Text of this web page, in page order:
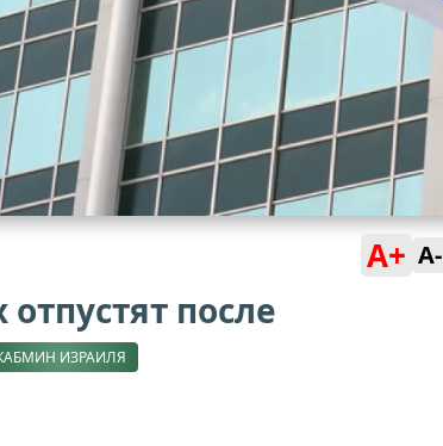
A+ A-
после
ИЗРАИЛЯ